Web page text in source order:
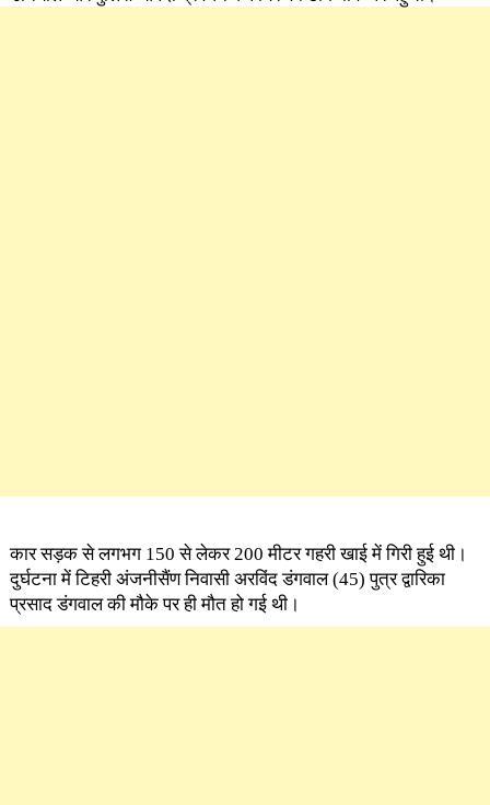
कार सड़क से लगभग 150 से लेकर 200 मीटर गहरी खाई में गिरी हुई थी।
दुर्घटना में टिहरी अंजनीसैंण निवासी अरविंद डंगवाल (45) पुत्र द्वारिका
प्रसाद डंगवाल की मौके पर ही मौत हो गई थी।